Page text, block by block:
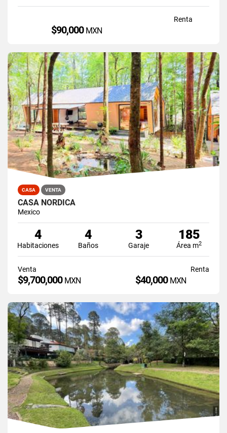
Renta
$90,000 MXN
CASA VENTA
CASA NORDICA
Mexico
4
Habitaciones
4
Baños
3
Garaje
185
Área m2
Venta
$9,700,000 MXN
Renta
$40,000 MXN